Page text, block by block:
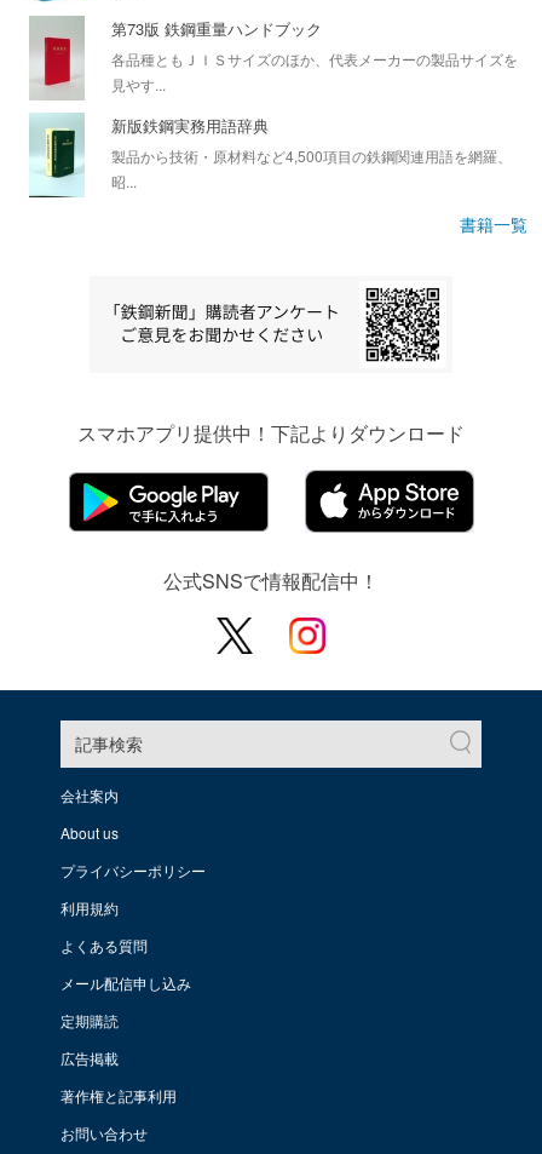
第73版 鉄鋼重量ハンドブック
各品種ともＪＩＳサイズのほか、代表メーカーの製品サイズを
見やす...
新版鉄鋼実務用語辞典
製品から技術・原材料など4,500項目の鉄鋼関連用語を網羅、
昭...
書籍一覧
スマホアプリ提供中！下記よりダウンロード
公式SNSで情報配信中！
記事検索
会社案内
About us
プライバシーポリシー
利用規約
よくある質問
メール配信申し込み
定期購読
広告掲載
著作権と記事利用
お問い合わせ